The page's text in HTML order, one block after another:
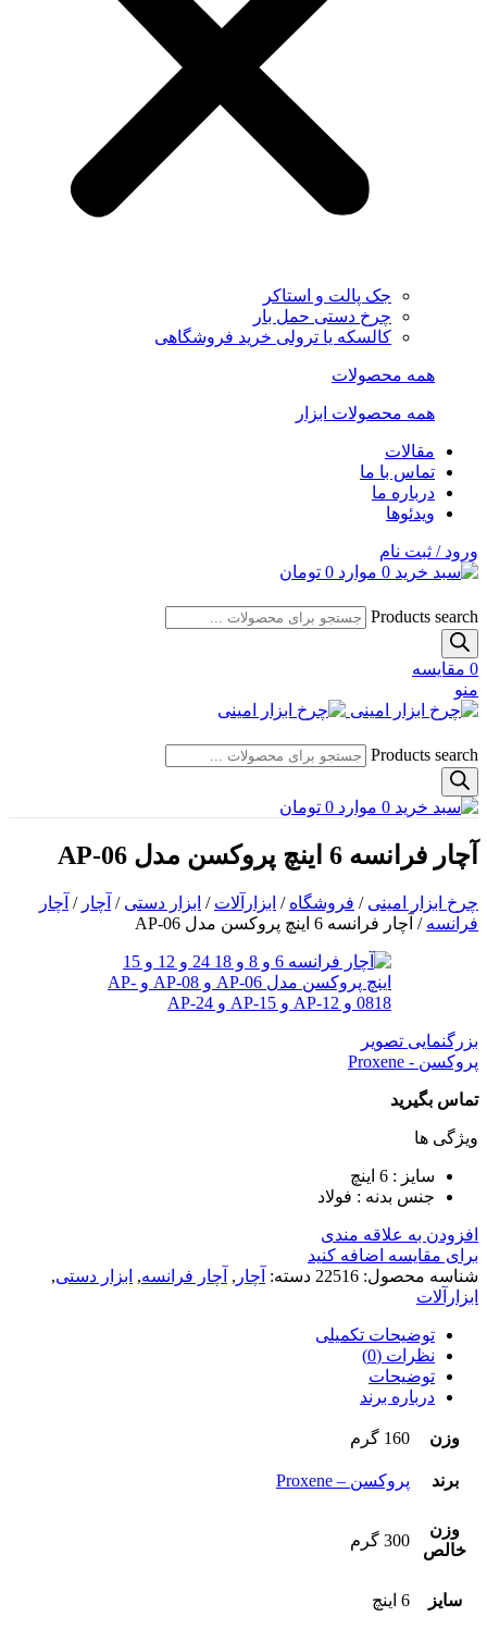
جک پالت و استاکر
چرخ دستی حمل بار
کالسکه یا ترولی خرید فروشگاهی
همه محصولات
همه محصولات ابزار
مقالات
تماس با ما
درباره ما
ویدئوها
ورود / ثبت نام
0 موارد 0 تومان
Products search
0 مقایسه
منو
Products search
0 موارد 0 تومان
آچار فرانسه 6 اینچ پروکسن مدل AP-06
چرخ ابزار امینی / فروشگاه / ابزارآلات / ابزار دستی / آچار / آچار
فرانسه / آچار فرانسه 6 اینچ پروکسن مدل AP-06
بزرگنمایی تصویر
پروکسن - Proxene
تماس بگیرید
ویژگی ها
سایز : 6 اینچ
جنس بدنه : فولاد
افزودن به علاقه مندی
برای مقایسه اضافه کنید
شناسه محصول: 22516 دسته: آچار , آچار فرانسه, ابزار دستی,
ابزارآلات
توضیحات تکمیلی
نظرات (0)
توضیحات
درباره برند
وزن 160 گرم
برند پروکسن – Proxene
وزن
خالص
300 گرم
سایز 6 اینچ